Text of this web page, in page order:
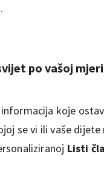
po vašoj mjeri
koje
se vi ili vaše
Listi